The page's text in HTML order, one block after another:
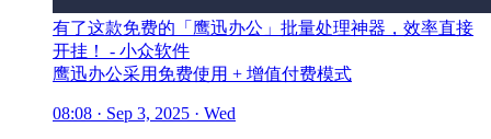
有了这款免费的「鹰迅办公」批量处理神器，效率直接
开挂！ - 小众软件
鹰迅办公采用免费使用 + 增值付费模式
08:08 · Sep 3, 2025 · Wed